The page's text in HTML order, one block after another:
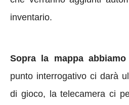
inventario.
Sopra la mappa
punto interrogativo ci darà
di gioco, la telecamera ci